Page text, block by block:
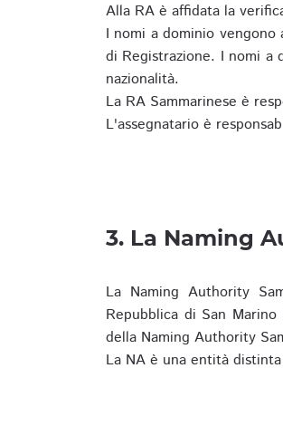
Alla RA è affidata la
I nomi a dominio
di Registrazione. I nomi a
nazionalità.
La RA Sammarinese è
L'assegnatario è
3. La Naming
La Naming Authority
Repubblica di San
della Naming Authority
La NA è una entità